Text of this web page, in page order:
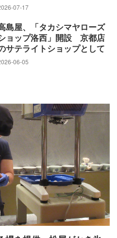
07-17
島屋、「タカシマヤローズ
ョップ洛西」開設 京都店
サテライトショップとして
06-05